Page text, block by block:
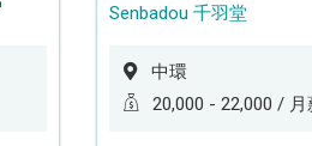
Senbadou 千羽堂
中環
20,000 - 22,000 / 月